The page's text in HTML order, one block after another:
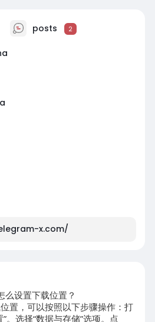
posts 2
x.com/
设置下载位置？
置，可以按照以下步骤操作：打
。选择“数据与存储”选项。点